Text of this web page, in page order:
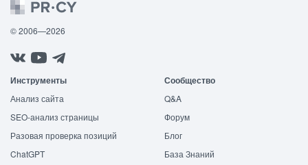
© 2006—2026
Инструменты
Анализ сайта
SEO-анализ страницы
Разовая проверка позиций
ChatGPT
Сообщество
Q&A
Форум
Блог
База Знаний